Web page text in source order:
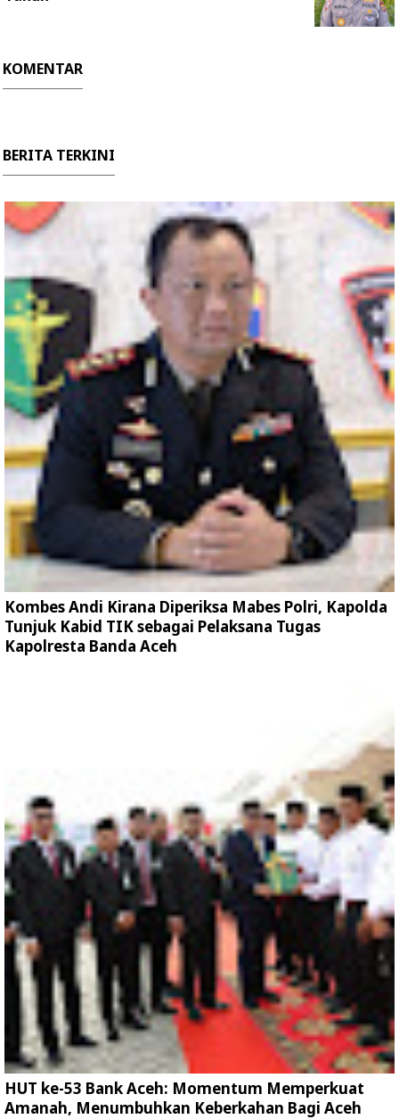
KOMENTAR
BERITA TERKINI
Kombes Andi Kirana Diperiksa Mabes Polri, Kapolda
Tunjuk Kabid TIK sebagai Pelaksana Tugas
Kapolresta Banda Aceh
HUT ke-53 Bank Aceh: Momentum Memperkuat
Amanah, Menumbuhkan Keberkahan Bagi Aceh